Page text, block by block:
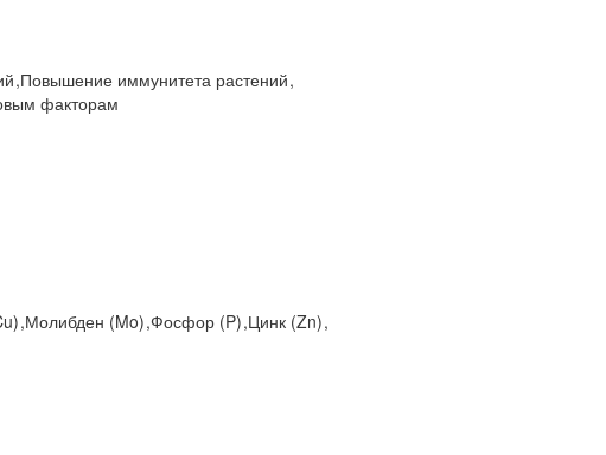
,Повышение иммунитета растений,
факторам
,Молибден (Mo),Фосфор (P),Цинк (Zn),